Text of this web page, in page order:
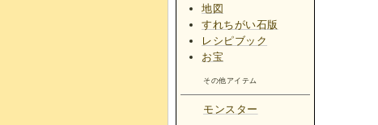
地図
すれちがい石版
レシピブック
お宝
その他アイテム
モンスター